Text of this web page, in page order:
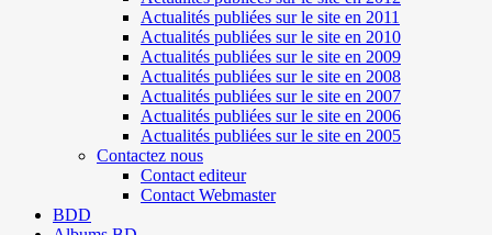
Actualités publiées sur le site en 2011
Actualités publiées sur le site en 2010
Actualités publiées sur le site en 2009
Actualités publiées sur le site en 2008
Actualités publiées sur le site en 2007
Actualités publiées sur le site en 2006
Actualités publiées sur le site en 2005
Contactez nous
Contact editeur
Contact Webmaster
BDD